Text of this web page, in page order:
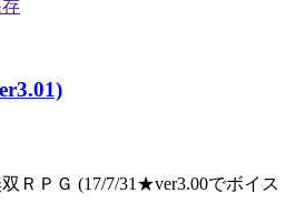
ＲＰＧ (17/7/31★ver3.00でボイス